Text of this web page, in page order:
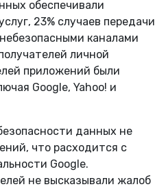
обеспечивали
23% случаев передачи
каналами
личной
приложений были
Google, Yahoo! и
данных не
что расходится с
Google.
не высказывали жалоб